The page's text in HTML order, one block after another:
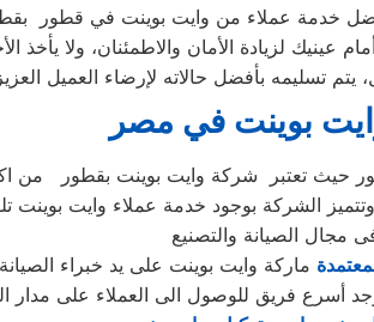
25٪ علي جميع قطع الغيار استمتع بأفضل خدمة عملاء من
لزيادة الأمان والاطمئنان، ولا يأخذ
بوينت في مصر
الشركة بوجود خدمة عملاء وايت بوينت
مجال الصيانة والتصنيع